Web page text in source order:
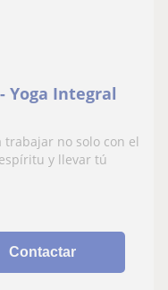
Yoga Integral
trabajar no solo con el
y llevar tú
Contactar